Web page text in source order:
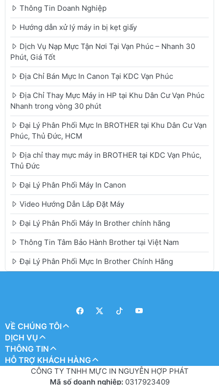
Thông Tin Doanh Nghiệp
Hướng dẫn xử lý máy in bị kẹt giấy
Dịch Vụ Nạp Mực Tận Nơi Tại Vạn Phúc – Nhanh 30
Phút, Giá Tốt
Địa Chỉ Bán Mực In Canon Tại KDC Vạn Phúc
Địa Chỉ Thay Mực Máy in HP tại Khu Dân Cư Vạn Phúc
Nhanh trong vòng 30 phút
Đại Lý Phân Phối Mực In BROTHER tại Khu Dân Cư Vạn
Phúc, Thủ Đức, HCM
Địa chỉ thay mực máy in BROTHER tại KDC Vạn Phúc,
Thủ Đức
Đại Lý Phân Phối Máy In Canon
Video Hướng Dẫn Lắp Đặt Máy
Đại Lý Phân Phối Máy In Brother chính hãng
Thông Tin Tâm Bảo Hành Brother tại Việt Nam
Đại Lý Phân Phối Mực In Brother Chính Hãng
VỀ CHÚNG TÔI
DỊCH VỤ
THÔNG TIN
HỖ TRỢ KHÁCH HÀNG
CÔNG TY TNHH MỰC IN NGUYỄN HỢP PHÁT
Mã số doanh nghiệp: 0317923409